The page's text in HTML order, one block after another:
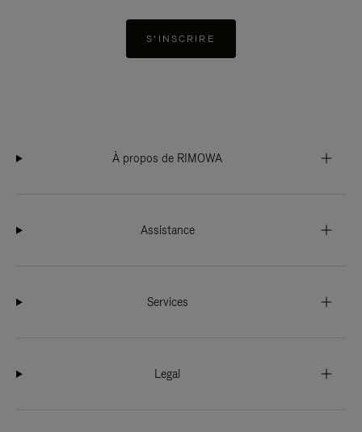
S'INSCRIRE
À propos de RIMOWA
Assistance
Services
Legal